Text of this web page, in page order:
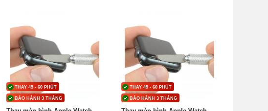
THAY 45 - 60 PHÚT
BẢO HÀNH 3 THÁNG
THAY 45 - 60 PHÚT
BẢO HÀNH 3 THÁNG